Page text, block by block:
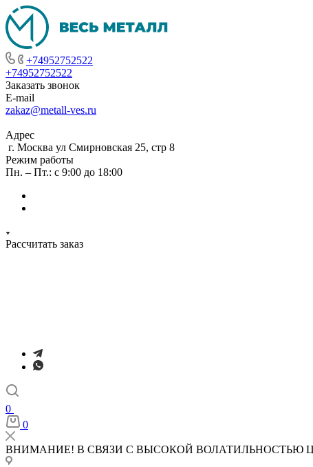
+74952752522
+74952752522
Заказать звонок
E-mail
zakaz@metall-ves.ru
Адрес
г. Москва ул Смирновская 25, стр 8
Режим работы
Пн. – Пт.: с 9:00 до 18:00
Рассчитать заказ
0
0
ВНИМАНИЕ! В СВЯЗИ С ВЫСОКОЙ ВОЛАТИЛЬНОСТЬЮ